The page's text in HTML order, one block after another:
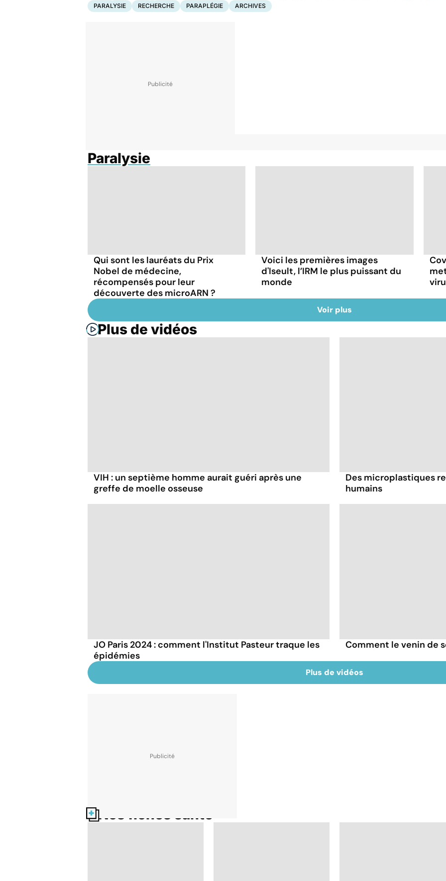
PARALYSIE RECHERCHE PARAPLÉGIE ARCHIVES
Paralysie
Qui sont les lauréats du Prix
Nobel de médecine,
récompensés pour leur
découverte des microARN ?
Voici les premières images
d'Iseult, l’IRM le plus puissant du
monde
Voir plus
Plus de vidéos
VIH : un septième homme aurait guéri après une
greffe de moelle osseuse
Des microplastiques
humains
JO Paris 2024 : comment l'Institut Pasteur traque les
épidémies
Comment le venin de
Plus de vidéos
Nos fiches santé